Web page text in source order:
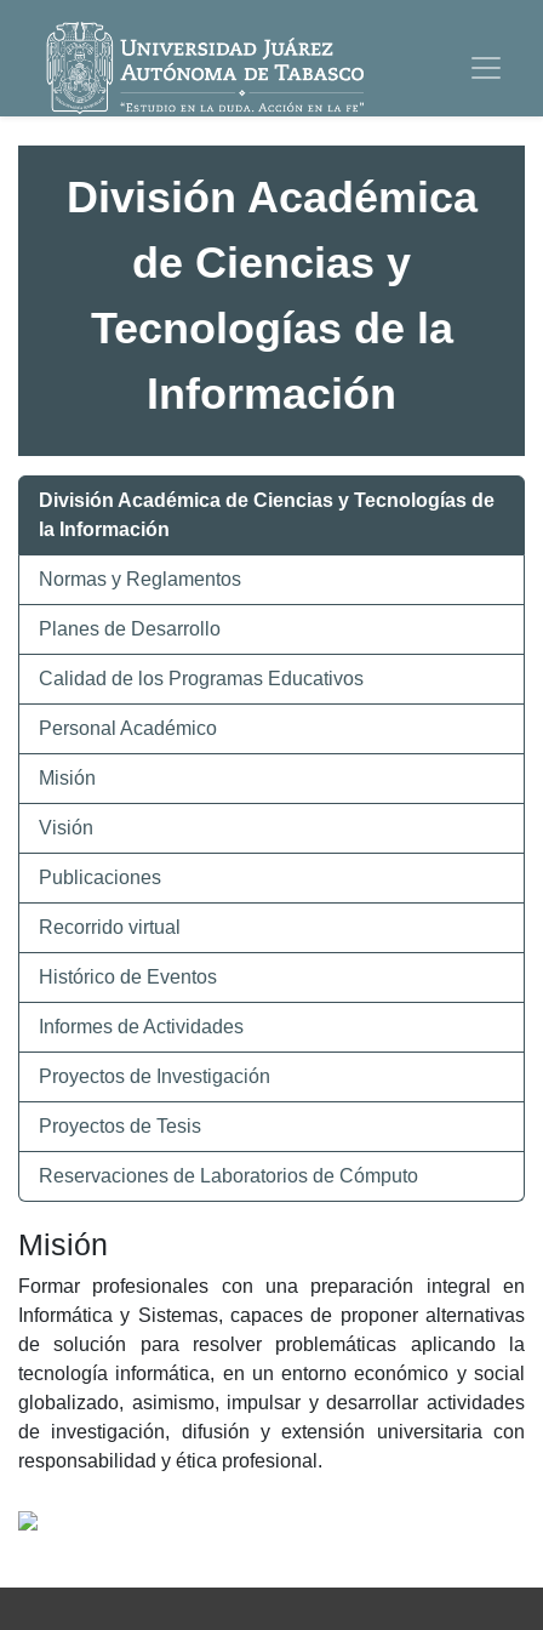
División Académica
de Ciencias y
Tecnologías de la
Información
División Académica de Ciencias y Tecnologías de
la Información
Normas y Reglamentos
Planes de Desarrollo
Calidad de los Programas Educativos
Personal Académico
Misión
Visión
Publicaciones
Recorrido virtual
Histórico de Eventos
Informes de Actividades
Proyectos de Investigación
Proyectos de Tesis
Reservaciones de Laboratorios de Cómputo
Misión
Formar profesionales con una preparación integral en
Informática y Sistemas, capaces de proponer alternativas
de solución para resolver problemáticas aplicando la
tecnología informática, en un entorno económico y social
globalizado, asimismo, impulsar y desarrollar actividades
de investigación, difusión y extensión universitaria con
responsabilidad y ética profesional.